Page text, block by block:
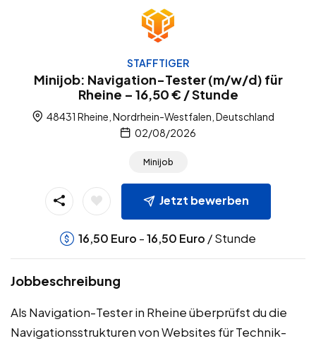
STAFFTIGER
Minijob: Navigation-Tester (m/w/d) für
Rheine – 16,50 € / Stunde
48431 Rheine, Nordrhein-Westfalen, Deutschland
02/08/2026
Minijob
Jetzt bewerben
16,50 Euro -16,50 Euro / Stunde
Jobbeschreibung
Als Navigation-Tester in Rheine überprüfst du die
Navigationsstrukturen von Websites für Technik-